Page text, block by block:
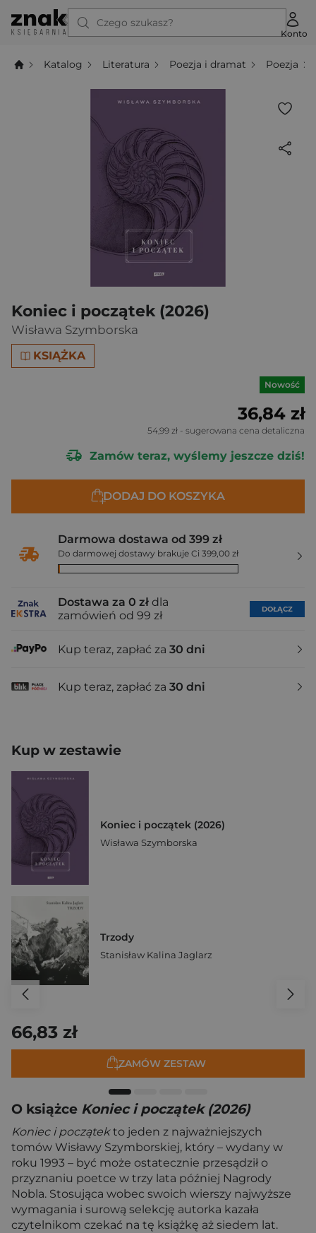
Czego szukasz?
Konto
Katalog Literatura Poezja i dramat Poezja
Koniec i początek (2026)
Wisława Szymborska
KSIĄŻKA
Nowość
36,84 zł
54,99 zł - sugerowana cena detaliczna
Zamów teraz, wyślemy jeszcze dziś!
DODAJ DO KOSZYKA
Darmowa dostawa od 399 zł
Do darmowej dostawy brakuje Ci 399,00 zł
Dostawa za 0 zł dla
zamówień od 99 zł
DOŁĄCZ
Kup teraz, zapłać za 30 dni
Kup teraz, zapłać za 30 dni
Kup w zestawie
Koniec i początek (2026)
Wisława Szymborska
Trzody
Stanisław Kalina Jaglarz
66,83 zł
ZAMÓW ZESTAW
O książce Koniec i początek (2026)
Koniec i początekto jeden z najważniejszych
tomów Wisławy Szymborskiej, który – wydany w
roku 1993 – być może ostatecznie przesądził o
przyznaniu poetce w trzy lata później Nagrody
Nobla. Stosująca wobec swoich wierszy najwyższe
wymagania i surową selekcję autorka kazała
czytelnikom czekać na tę książkę aż siedem lat.